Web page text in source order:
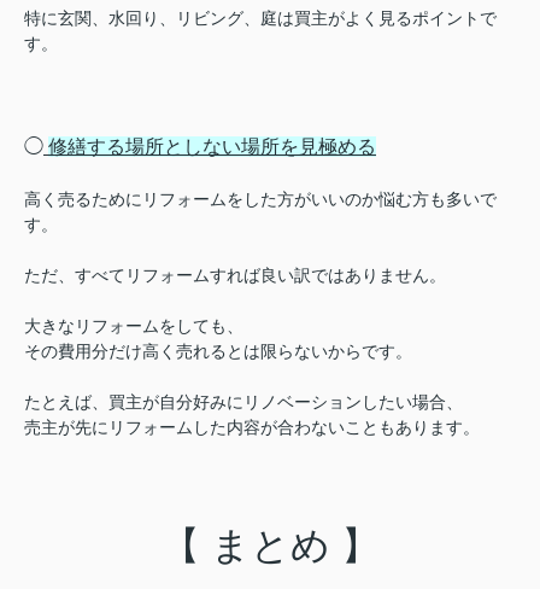
特に玄関、水回り、リビング、庭は買主がよく見るポイントで
す。
◯ 修繕する場所としない場所を見極める
高く売るためにリフォームをした方がいいのか悩む方も多いで
す。
ただ、すべてリフォームすれば良い訳ではありません。
大きなリフォームをしても、
その費用分だけ高く売れるとは限らないからです。
たとえば、買主が自分好みにリノベーションしたい場合、
売主が先にリフォームした内容が合わないこともあります。
【 まとめ 】